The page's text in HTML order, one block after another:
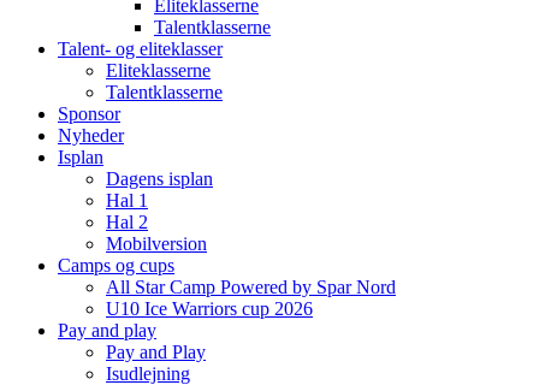
Eliteklasserne
Talentklasserne
Talent- og eliteklasser
Eliteklasserne
Talentklasserne
Sponsor
Nyheder
Isplan
Dagens isplan
Hal 1
Hal 2
Mobilversion
Camps og cups
All Star Camp Powered by Spar Nord
U10 Ice Warriors cup 2026
Pay and play
Pay and Play
Isudlejning